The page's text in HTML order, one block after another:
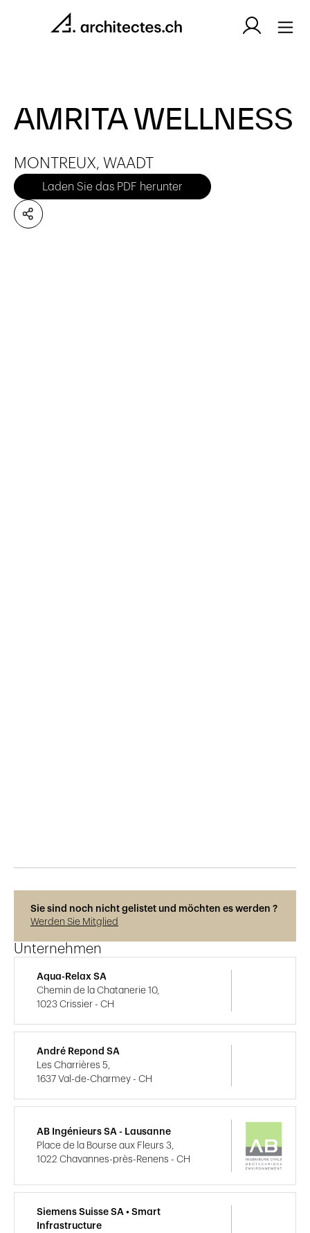
AMRITA WELLNESS
MONTREUX, WAADT
Laden Sie das PDF herunter
Sie sind noch nicht gelistet und möchten es werden ?
Werden Sie Mitglied
Unternehmen
Aqua-Relax SA
Chemin de la Chatanerie 10,
1023 Crissier - CH
André Repond SA
Les Charrières 5,
1637 Val-de-Charmey - CH
AB Ingénieurs SA - Lausanne
Place de la Bourse aux Fleurs 3,
1022 Chavannes-près-Renens - CH
Siemens Suisse SA • Smart
Infrastructure